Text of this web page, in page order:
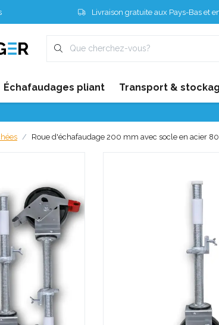
Livraison gratuite aux Pays-Bas et
Échafaudages pliant Transport &
Roue d'échafaudage 200 mm avec socle en acier